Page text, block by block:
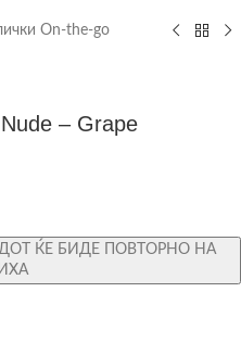
On-the-go
– Grape
ЌЕ БИДЕ ПОВТОРНО НА